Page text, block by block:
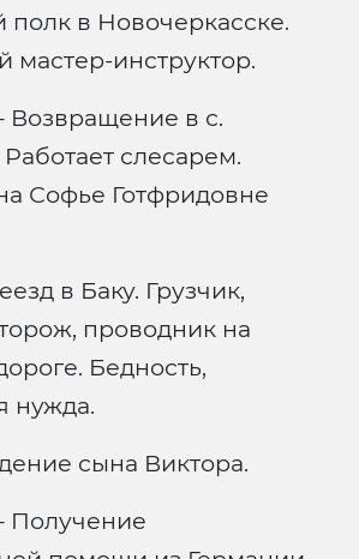
полк в Новочеркасске.
инструктор.
Возвращение в с.
слесарем.
Софье Готфридовне
в Баку. Грузчик,
проводник на
Бедность,
нужда.
сына Виктора.
Получение